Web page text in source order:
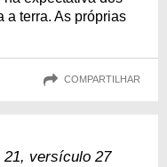
a terra. As próprias
COMPARTILHAR
21, versículo 27